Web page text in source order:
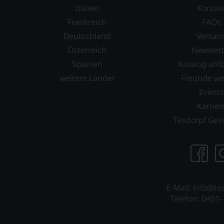
festgestellt,
nachvollziehbar
Italien
Frankreich
Deutschland
Österreich
Spanien
weitere Länder
FAQs
Katalog
Freunde
Events
Tesdorpf
E-Mail:
Telefon: